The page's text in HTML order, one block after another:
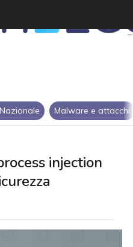
Malware e attacchi
injection